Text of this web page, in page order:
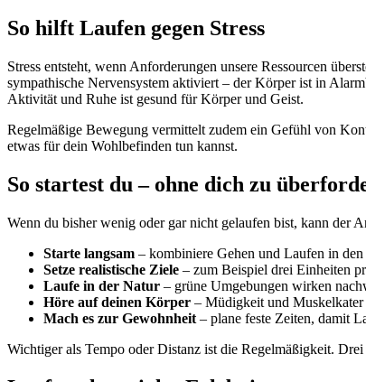
So hilft Laufen gegen Stress
Stress entsteht, wenn Anforderungen unsere Ressourcen
sympathische Nervensystem aktiviert – der Körper ist in
Aktivität und Ruhe ist gesund für Körper und Geist.
Regelmäßige Bewegung vermittelt zudem ein Gefühl von
etwas für dein Wohlbefinden tun kannst.
So startest du – ohne dich zu
Wenn du bisher wenig oder gar nicht gelaufen bist, kann der
Starte langsam – kombiniere Gehen und Laufen in
Setze realistische Ziele – zum Beispiel drei Einheiten
Laufe in der Natur – grüne Umgebungen wirken
Höre auf deinen Körper – Müdigkeit und Muskelkater
Mach es zur Gewohnheit – plane feste Zeiten, damit
Wichtiger als Tempo oder Distanz ist die Regelmäßigkeit.